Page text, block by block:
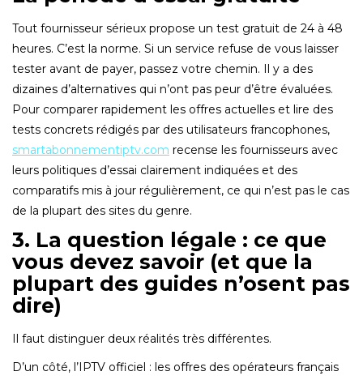
Tout fournisseur sérieux propose un test gratuit de 24 à 48
heures. C’est la norme. Si un service refuse de vous laisser
tester avant de payer, passez votre chemin. Il y a des
dizaines d’alternatives qui n’ont pas peur d’être évaluées.
Pour comparer rapidement les offres actuelles et lire des
tests concrets rédigés par des utilisateurs francophones,
smartabonnementiptv.com recense les fournisseurs avec
leurs politiques d’essai clairement indiquées et des
comparatifs mis à jour régulièrement, ce qui n’est pas le cas
de la plupart des sites du genre.
3. La question légale : ce que
vous devez savoir (et que la
plupart des guides n’osent pas
dire)
Il faut distinguer deux réalités très différentes.
D’un côté, l’IPTV officiel : les offres des opérateurs français